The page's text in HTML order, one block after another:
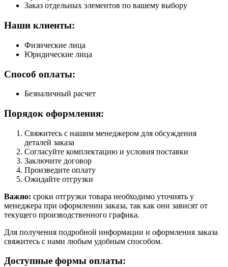
Заказ отдельных элементов по вашему выбору
Наши клиенты:
Физические лица
Юридические лица
Способ оплаты:
Безналичный расчет
Порядок оформления:
Свяжитесь с нашим менеджером для обсуждения
деталей заказа
Согласуйте комплектацию и условия поставки
Заключите договор
Произведите оплату
Ожидайте отгрузки
Важно: сроки отгрузки товара необходимо уточнять у
менеджера при оформлении заказа, так как они зависят от
текущего производственного графика.
Для получения подробной информации и оформления заказа
свяжитесь с нами любым удобным способом.
Доступные формы оплаты: